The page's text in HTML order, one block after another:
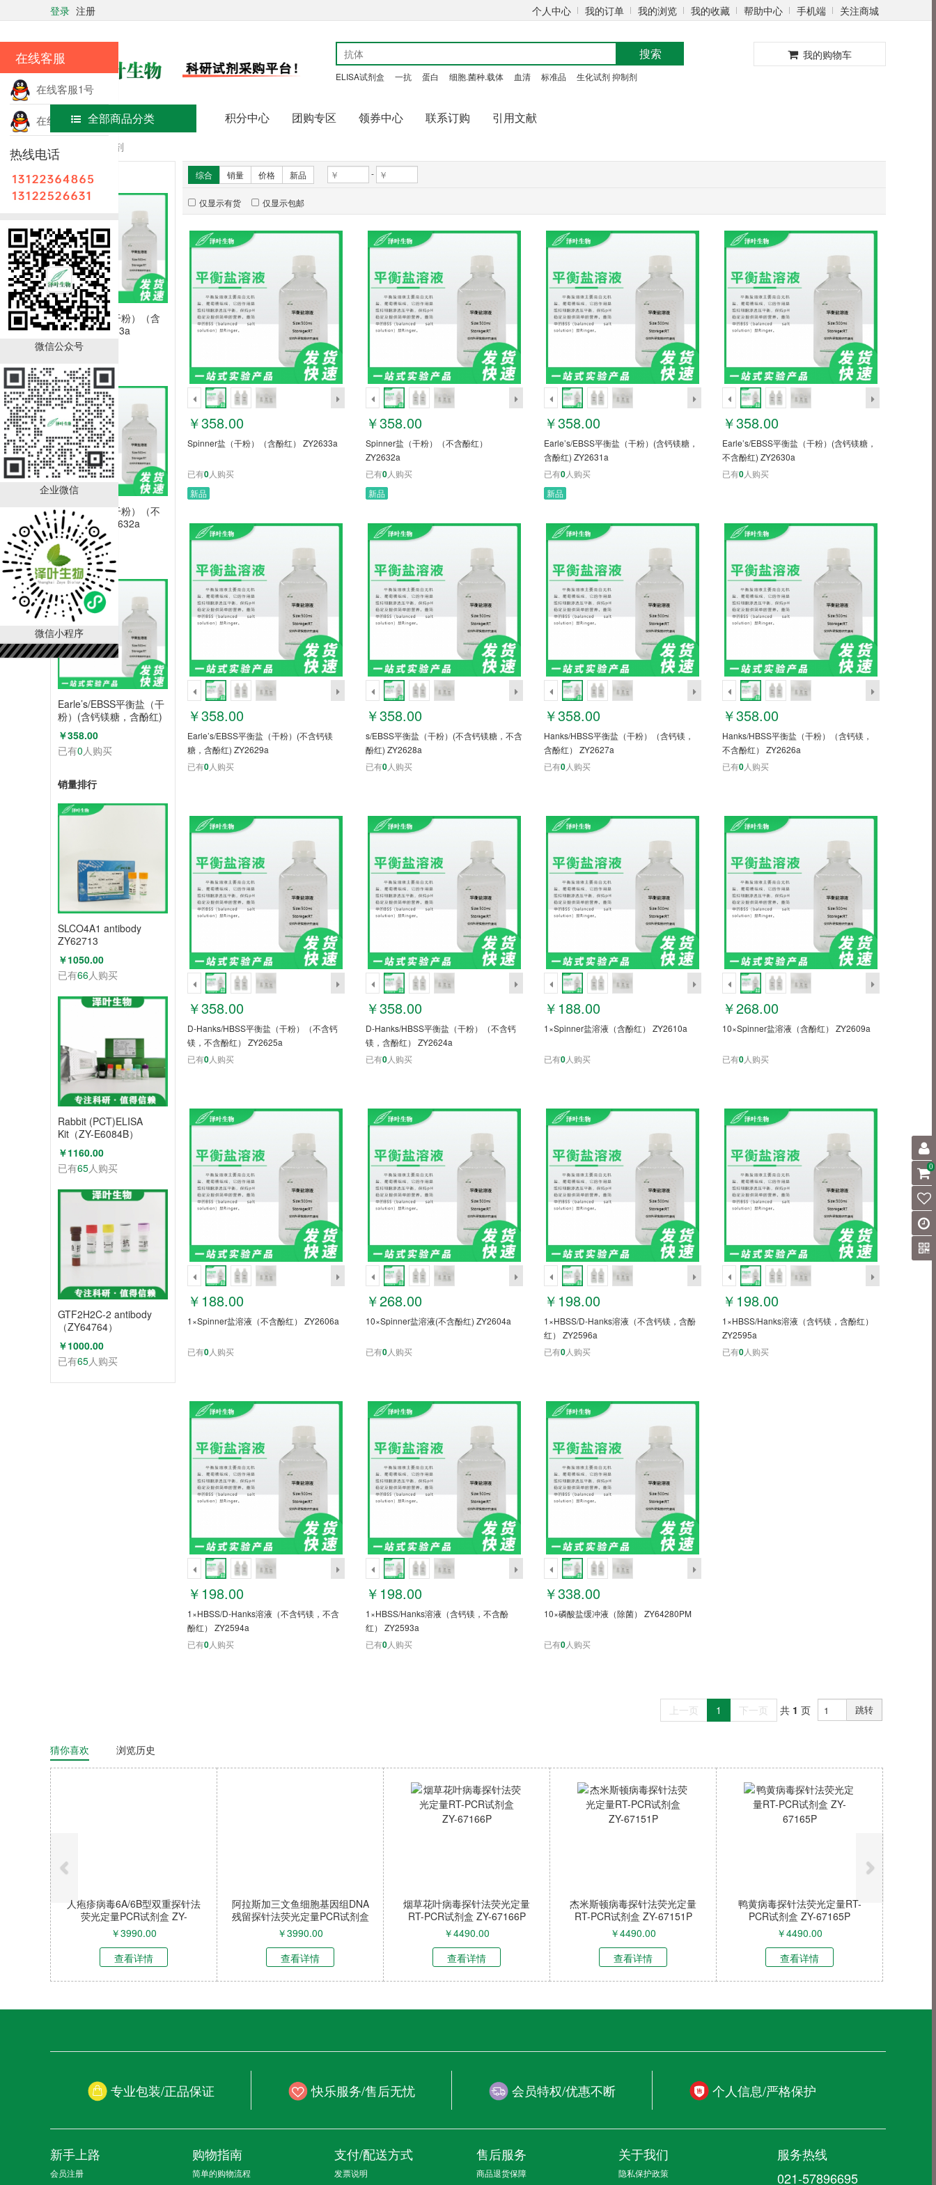
在线客服
在线客服1号
在线客服2号
热线电话
微信公众号
企业微信
微信小程序
登录 注册 个人中心 我的订单 我的浏览 我的收藏 帮助中心 手机端 关注商城
搜索
ELISA试剂盒 一抗 蛋白 细胞.菌种.载体 血清 标准品 生化试剂 抑制剂
我的购物车
全部商品分类 积分中心 团购专区 领券中心 联系订购 引用文献
首页
常用试剂
新品推荐
Spinner盐（干粉）（含
酚红） ZY2633a
￥358.00
0 人购买
Spinner盐（干粉）（不
含酚红） ZY2632a
￥358.00
已有
人购买
Earle’s/EBSS平衡盐（干
粉）(含钙镁糖，含酚红)
ZY2631a
￥358.00
已有0人购买
销量排行
SLCO4A1 antibody
ZY62713
￥1050.00
已有66人购买
Rabbit (PCT)ELISA
Kit（ZY-E6084B）
￥1160.00
已有65人购买
GTF2H2C-2 antibody
（ZY64764）
￥1000.00
已有65人购买
综合 销量 价格 新品 -
仅显示有货 仅显示包邮
￥358.00
Spinner盐（干粉）（含酚红） ZY2633a
已有0人购买
新品
￥358.00
Spinner盐（干粉）（不含酚红）
ZY2632a
已有0人购买
新品
￥358.00
Earle’s/EBSS平衡盐（干粉）(含钙镁糖，
含酚红) ZY2631a
已有0人购买
新品
￥358.00
Earle’s/EBSS平衡盐（干粉）(含钙镁糖，
不含酚红) ZY2630a
已有0人购买
￥358.00
Earle’s/EBSS平衡盐（干粉）(不含钙镁
糖，含酚红) ZY2629a
已有0人购买
￥358.00
s/EBSS平衡盐（干粉）(不含钙镁糖，不含
酚红) ZY2628a
已有0人购买
￥358.00
Hanks/HBSS平衡盐（干粉）（含钙镁，
含酚红） ZY2627a
已有0人购买
￥358.00
Hanks/HBSS平衡盐（干粉）（含钙镁，
不含酚红） ZY2626a
已有0人购买
￥358.00
D-Hanks/HBSS平衡盐（干粉）（不含钙
镁，不含酚红） ZY2625a
已有0人购买
￥358.00
D-Hanks/HBSS平衡盐（干粉）（不含钙
镁，含酚红） ZY2624a
已有0人购买
￥188.00
1×Spinner盐溶液（含酚红） ZY2610a
已有0人购买
￥268.00
10×Spinner盐溶液（含酚红） ZY2609a
已有0人购买
￥188.00
1×Spinner盐溶液（不含酚红） ZY2606a
已有0人购买
￥268.00
10×Spinner盐溶液(不含酚红) ZY2604a
已有0人购买
￥198.00
1×HBSS/D-Hanks溶液（不含钙镁，含酚
红） ZY2596a
已有0人购买
￥198.00
1×HBSS/Hanks溶液（含钙镁，含酚红）
ZY2595a
已有0人购买
￥198.00
1×HBSS/D-Hanks溶液（不含钙镁，不含
酚红） ZY2594a
已有0人购买
￥198.00
1×HBSS/Hanks溶液（含钙镁，不含酚
红） ZY2593a
已有0人购买
￥338.00
10×磷酸盐缓冲液（除菌） ZY64280PM
已有0人购买
上一页 1 下一页 共 1 页 跳转
猜你喜欢 浏览历史
人疱疹病毒6A/6B型双重探针法
荧光定量PCR试剂盒 ZY-
66990P
￥3990.00
查看详情
阿拉斯加三文鱼细胞基因组DNA
残留探针法荧光定量PCR试剂盒
(不含内参) ZY-66914P
￥3990.00
查看详情
烟草花叶病毒探针法荧光定量
RT-PCR试剂盒 ZY-67166P
￥4490.00
查看详情
杰米斯顿病毒探针法荧光定量
RT-PCR试剂盒 ZY-67151P
￥4490.00
查看详情
鸭黄病毒探针法荧光定量RT-
PCR试剂盒 ZY-67165P
￥4490.00
查看详情
专业包装/正品保证 快乐服务/售后无忧 会员特权/优惠不断 个人信息/严格保护
新手上路
会员注册
购物指南
简单的购物流程
支付/配送方式
发票说明
售后服务
商品退货保障
关于我们
隐私保护政策
服务热线
021-57896695
0